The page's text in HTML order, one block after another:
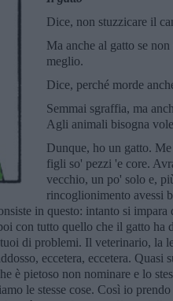
Dice, non stuzzicare il
Ma anche al gatto se
meglio.
Dice, perché morde
Semmai sgraffia, ma
Agli animali bisogna
Dunque, ho un gatto.
figli so' pezzi 'e core.
vecchio, un po' solo e,
rincoglionimento avessi
in questo: intanto si impara
con tutto quello che il gatto ha
di problemi. Il veterinario, la
eccetera, eccetera. Quasi
è pietoso non nominare e lo
le stesse cose. Così io